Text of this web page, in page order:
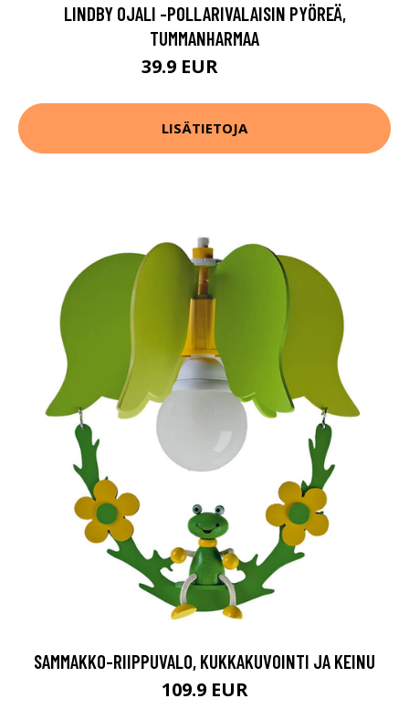
LINDBY OJALI -POLLARIVALAISIN PYÖREÄ,
TUMMANHARMAA
39.9 EUR
LISÄTIETOJA
SAMMAKKO-RIIPPUVALO, KUKKAKUVOINTI JA KEINU
109.9 EUR